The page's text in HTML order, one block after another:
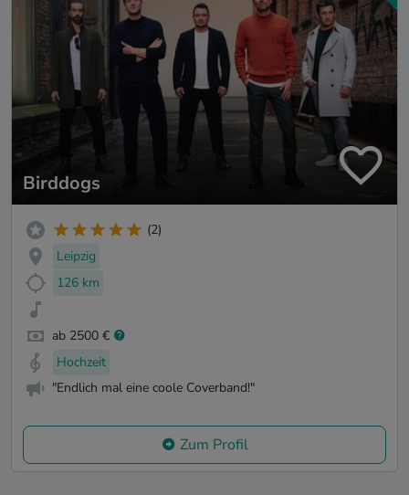
Birddogs
(2)
Leipzig
126 km
ab 2500 €
Hochzeit
"Endlich mal eine coole Coverband!"
Zum Profil